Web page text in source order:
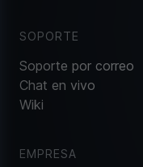
SOPORTE
Soporte por correo
Chat en vivo
Wiki
EMPRESA